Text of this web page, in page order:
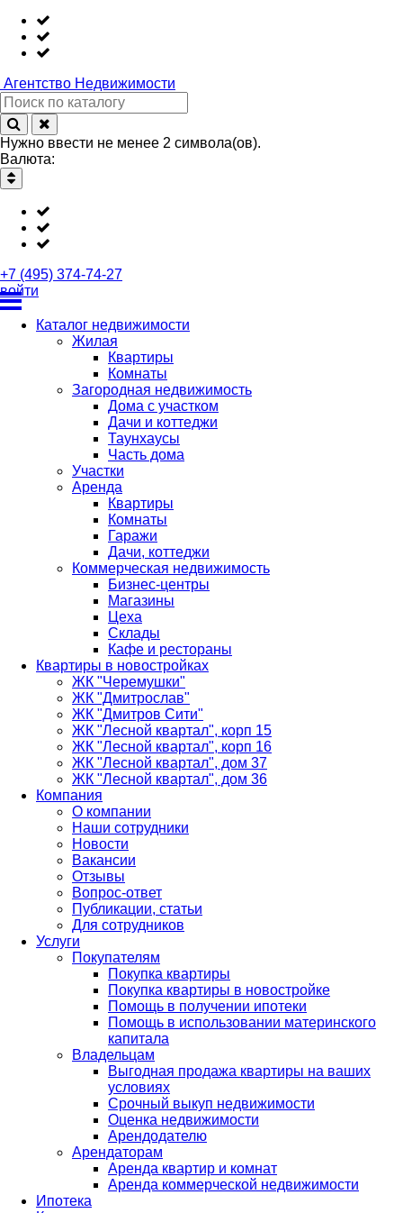
Агентство Недвижимости
Нужно ввести не менее 2 символа(ов).
Валюта:
+7 (495) 374-74-27
войти
Каталог недвижимости
Жилая
Квартиры
Комнаты
Загородная недвижимость
Дома с участком
Дачи и коттеджи
Таунхаусы
Часть дома
Участки
Аренда
Квартиры
Комнаты
Гаражи
Дачи, коттеджи
Коммерческая недвижимость
Бизнес-центры
Магазины
Цеха
Склады
Кафе и рестораны
Квартиры в новостройках
ЖК "Черемушки"
ЖК "Дмитрослав"
ЖК "Дмитров Сити"
ЖК "Лесной квартал", корп 15
ЖК "Лесной квартал", корп 16
ЖК "Лесной квартал", дом 37
ЖК "Лесной квартал", дом 36
Компания
О компании
Наши сотрудники
Новости
Вакансии
Отзывы
Вопрос-ответ
Публикации, статьи
Для сотрудников
Услуги
Покупателям
Покупка квартиры
Покупка квартиры в новостройке
Помощь в получении ипотеки
Помощь в использовании материнского
капитала
Владельцам
Выгодная продажа квартиры на ваших
условиях
Срочный выкуп недвижимости
Оценка недвижимости
Арендодателю
Арендаторам
Аренда квартир и комнат
Аренда коммерческой недвижимости
Ипотека